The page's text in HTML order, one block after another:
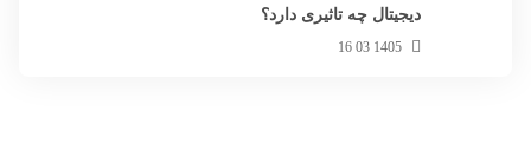
دیجیتال چه تاثیری دارد؟
1405 03 16